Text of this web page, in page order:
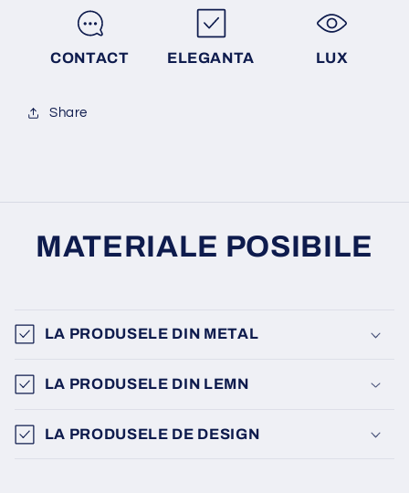
CONTACT ELEGANTA LUX
Share
MATERIALE POSIBILE
LA PRODUSELE DIN METAL
LA PRODUSELE DIN LEMN
LA PRODUSELE DE DESIGN